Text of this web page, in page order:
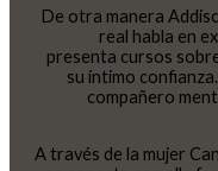
De otra manera
real habla en
presenta cursos
su íntimo
compañero
A través de la mujer